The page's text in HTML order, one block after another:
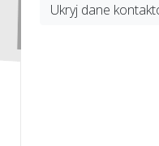
Ukryj dane